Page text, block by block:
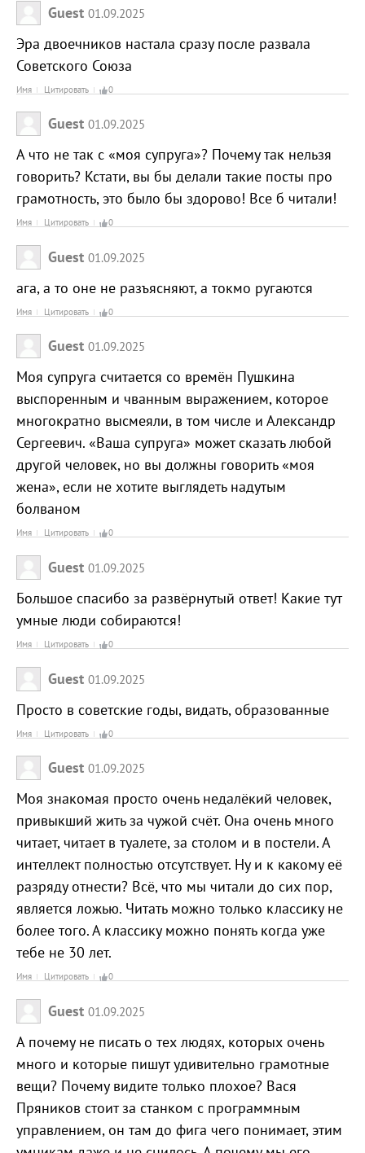
Guest 01.09.2025
Эра двоечников настала сразу после развала
Советского Союза
Имя Цитировать 0
Guest 01.09.2025
А что не так с «моя супруга»? Почему так нельзя
говорить? Кстати, вы бы делали такие посты про
грамотность, это было бы здорово! Все б читали!
Имя Цитировать 0
Guest 01.09.2025
ага, а то оне не разъясняют, а токмо ругаются
Имя Цитировать 0
Guest 01.09.2025
Моя супруга считается со времён Пушкина
выспоренным и чванным выражением, которое
многократно высмеяли, в том числе и Александр
Сергеевич. «Ваша супруга» может сказать любой
другой человек, но вы должны говорить «моя
жена», если не хотите выглядеть надутым
болваном
Имя Цитировать 0
Guest 01.09.2025
Большое спасибо за развёрнутый ответ! Какие тут
умные люди собираются!
Имя Цитировать 0
Guest 01.09.2025
Просто в советские годы, видать, образованные
Имя Цитировать 0
Guest 01.09.2025
Моя знакомая просто очень недалёкий человек,
привыкший жить за чужой счёт. Она очень много
читает, читает в туалете, за столом и в постели. А
интеллект полностью отсутствует. Ну и к какому её
разряду отнести? Всё, что мы читали до сих пор,
является ложью. Читать можно только классику не
более того. А классику можно понять когда уже
тебе не 30 лет.
Имя Цитировать 0
Guest 01.09.2025
А почему не писать о тех людях, которых очень
много и которые пишут удивительно грамотные
вещи? Почему видите только плохое? Вася
Пряников стоит за станком с программным
управлением, он там до фига чего понимает, этим